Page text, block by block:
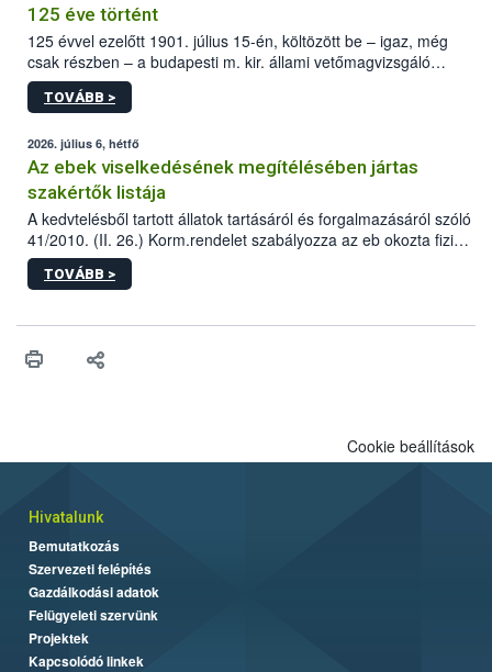
125 éve történt
125 évvel ezelőtt 1901. július 15-én, költözött be – igaz, még
csak részben – a budapesti m. kir. állami vetőmagvizsgáló
állomás a Kis Rókus utca 15. szám alatti, Czigler Győző által
tervezett új épületébe.
TOVÁBB >
2026. július 6, hétfő
Az ebek viselkedésének megítélésében jártas
szakértők listája
A kedvtelésből tartott állatok tartásáról és forgalmazásáról szóló
41/2010. (II. 26.) Korm.rendelet szabályozza az eb okozta fizikai
sérülés, illetve ennek veszélye keletkezésekor felmerülő
hatósági feladatokat, valamint a veszélyes eb tartását és annak
vonni az ebek viselkedésének megítélésében jártas szakértőt.
TOVÁBB >
Cookie beállítások
Hivatalunk
Bemutatkozás
Szervezeti felépítés
Gazdálkodási adatok
Felügyeleti szervünk
Projektek
Kapcsolódó linkek